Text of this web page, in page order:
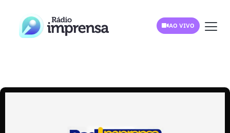
AO VIVO